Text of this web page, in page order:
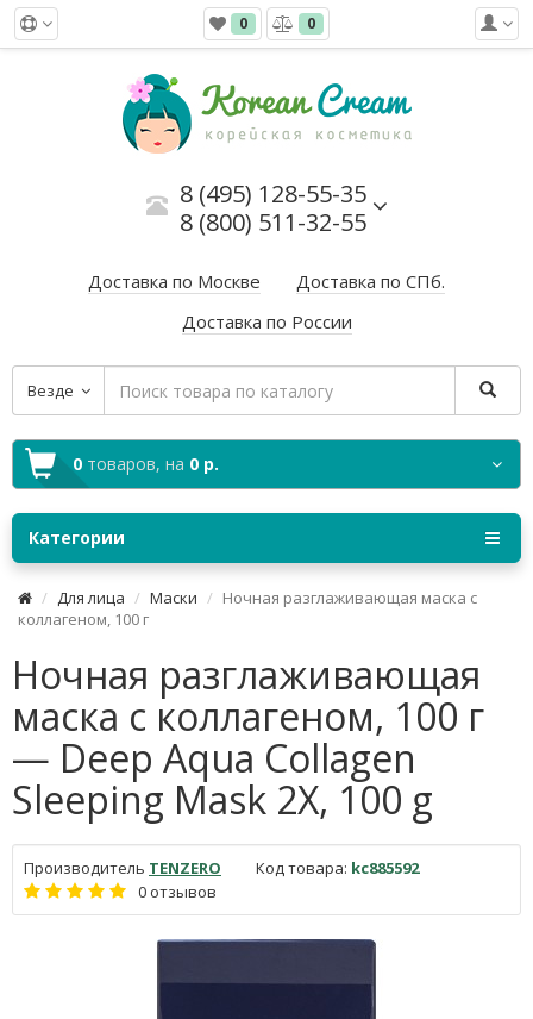
0 0
8 (495) 128-55-35
8 (800) 511-32-55
Доставка по Москве
Доставка по СПб.
Доставка по России
Везде
0 товаров, на 0 р.
Категории
Для лица Маски
Ночная разглаживающая маска с
коллагеном, 100 г
Ночная разглаживающая
маска с коллагеном, 100 г
— Deep Aqua Collagen
Sleeping Mask 2X, 100 g
Производитель TENZERO Код товара: kc885592
0 отзывов